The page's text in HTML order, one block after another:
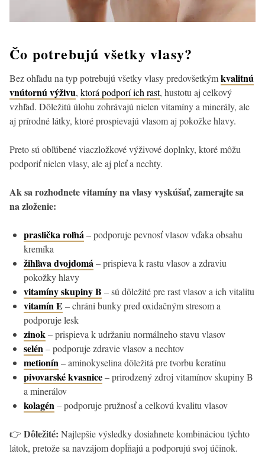
Čo potrebujú všetky vlasy?
Bez ohľadu na typ potrebujú všetky vlasy predovšetkýmkvalitnú
vnútornú výživu, ktorá podporí ich rast, hustotu aj celkový
vzhľad. Dôležitú úlohu zohrávajú nielen vitamíny a minerály, ale
aj prírodné látky, ktoré prospievajú vlasom aj pokožke hlavy.
Preto sú obľúbené viaczložkové výživové doplnky, ktoré môžu
podporiť nielen vlasy, ale aj pleť a nechty.
Ak sa rozhodnete vitamíny na vlasy vyskúšať, zamerajte sa
na zloženie:
praslička roľná– podporuje pevnosť vlasov vďaka obsahu
kremíka
žihľava dvojdomá– prispieva k rastu vlasov a zdraviu
pokožky hlavy
vitamíny skupiny B – sú dôležité pre rast vlasov a ich vitalitu
vitamín E – chráni bunky pred oxidačným stresom a
podporuje lesk
zinok– prispieva k udržaniu normálneho stavu vlasov
selén– podporuje zdravie vlasov a nechtov
metionín– aminokyselina dôležitá pre tvorbu keratínu
pivovarské kvasnice– prirodzený zdroj vitamínov skupiny B
a minerálov
kolagén– podporuje pružnosť a celkovú kvalitu vlasov
👉 Dôležité: Najlepšie výsledky dosiahnete kombináciou týchto
látok, pretože sa navzájom dopĺňajú a podporujú svoj účinok.